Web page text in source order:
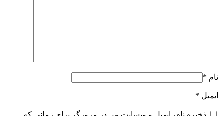
نام *
ایمیل *
ذخیره نام، ایمیل و وبسایت من در مرورگر برای زمانی که